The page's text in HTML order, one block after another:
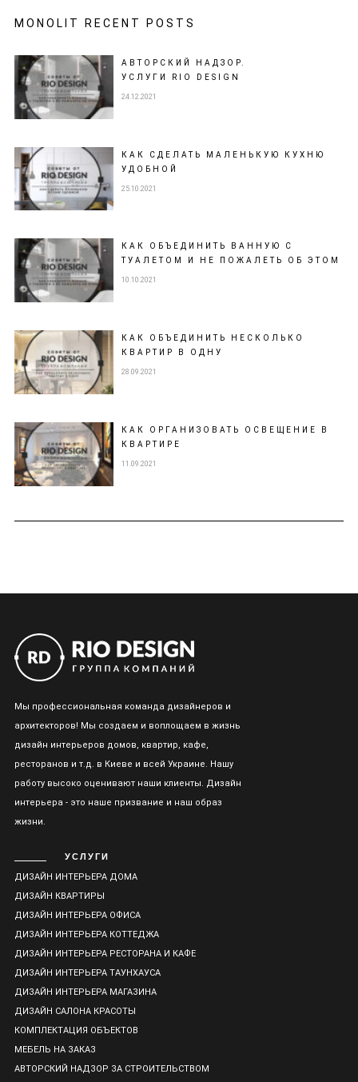
MONOLIT RECENT POSTS
АВТОРСКИЙ НАДЗОР.
УСЛУГИ RIO DESIGN
24.12.2021
КАК СДЕЛАТЬ МАЛЕНЬКУЮ КУХНЮ
УДОБНОЙ
25.10.2021
КАК ОБЪЕДИНИТЬ ВАННУЮ С
ТУАЛЕТОМ И НЕ ПОЖАЛЕТЬ ОБ ЭТОМ
10.10.2021
КАК ОБЪЕДИНИТЬ НЕСКОЛЬКО
КВАРТИР В ОДНУ
28.09.2021
КАК ОРГАНИЗОВАТЬ ОСВЕЩЕНИЕ В
КВАРТИРЕ
11.09.2021
Мы профессиональная команда дизайнеров и
архитекторов! Мы создаем и воплощаем в жизнь
дизайн интерьеров домов, квартир, кафе,
ресторанов и т.д. в Киеве и всей Украине. Нашу
работу высоко оценивают наши клиенты. Дизайн
интерьера - это наше призвание и наш образ
жизни.
УСЛУГИ
ДИЗАЙН ИНТЕРЬЕРА ДОМА
ДИЗАЙН КВАРТИРЫ
ДИЗАЙН ИНТЕРЬЕРА ОФИСА
ДИЗАЙН ИНТЕРЬЕРА КОТТЕДЖА
ДИЗАЙН ИНТЕРЬЕРА РЕСТОРАНА И КАФЕ
ДИЗАЙН ИНТЕРЬЕРА ТАУНХАУСА
ДИЗАЙН ИНТЕРЬЕРА МАГАЗИНА
ДИЗАЙН САЛОНА КРАСОТЫ
КОМПЛЕКТАЦИЯ ОБЪЕКТОВ
МЕБЕЛЬ НА ЗАКАЗ
АВТОРСКИЙ НАДЗОР ЗА СТРОИТЕЛЬСТВОМ